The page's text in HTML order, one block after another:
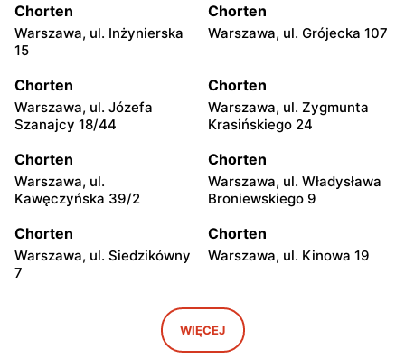
Chorten
Warszawa, ul. Inżynierska
15
Chorten
Warszawa, ul. Grójecka 107
Chorten
Warszawa, ul. Józefa
Szanajcy 18/44
Chorten
Warszawa, ul. Zygmunta
Krasińskiego 24
Chorten
Warszawa, ul.
Kawęczyńska 39/2
Chorten
Warszawa, ul. Władysława
Broniewskiego 9
Chorten
Warszawa, ul. Siedzikówny
7
Chorten
Warszawa, ul. Kinowa 19
Chorten
Warszawa al. Stanów
Zjednoczonych 32/U1
WIĘCEJ